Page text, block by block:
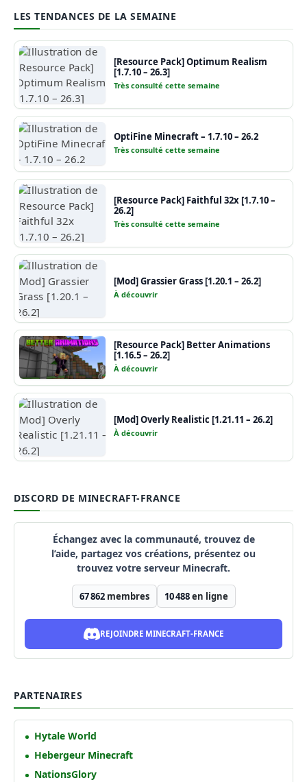
LES TENDANCES DE LA SEMAINE
[Resource Pack] Optimum Realism
[1.7.10 – 26.3]
Très consulté cette semaine
OptiFine Minecraft – 1.7.10 – 26.2
Très consulté cette semaine
[Resource Pack] Faithful 32x [1.7.10 –
26.2]
Très consulté cette semaine
[Mod] Grassier Grass [1.20.1 – 26.2]
À découvrir
[Resource Pack] Better Animations
[1.16.5 – 26.2]
À découvrir
[Mod] Overly Realistic [1.21.11 – 26.2]
À découvrir
DISCORD DE MINECRAFT-FRANCE
Échangez avec la communauté, trouvez de
l’aide, partagez vos créations, présentez ou
trouvez votre serveur Minecraft.
67 862membres 10 488en ligne
REJOINDRE MINECRAFT-FRANCE
PARTENAIRES
Hytale World
Hebergeur Minecraft
NationsGlory